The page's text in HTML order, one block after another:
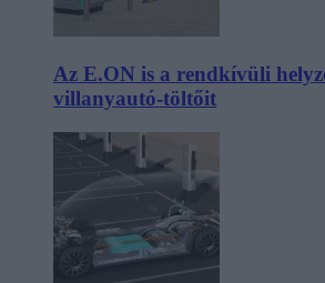
Az E.ON is a rendkívüli
villanyautó-töltőit